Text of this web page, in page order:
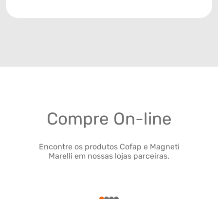
Compre On-line
Encontre os produtos Cofap e Magneti
Marelli em nossas lojas parceiras.